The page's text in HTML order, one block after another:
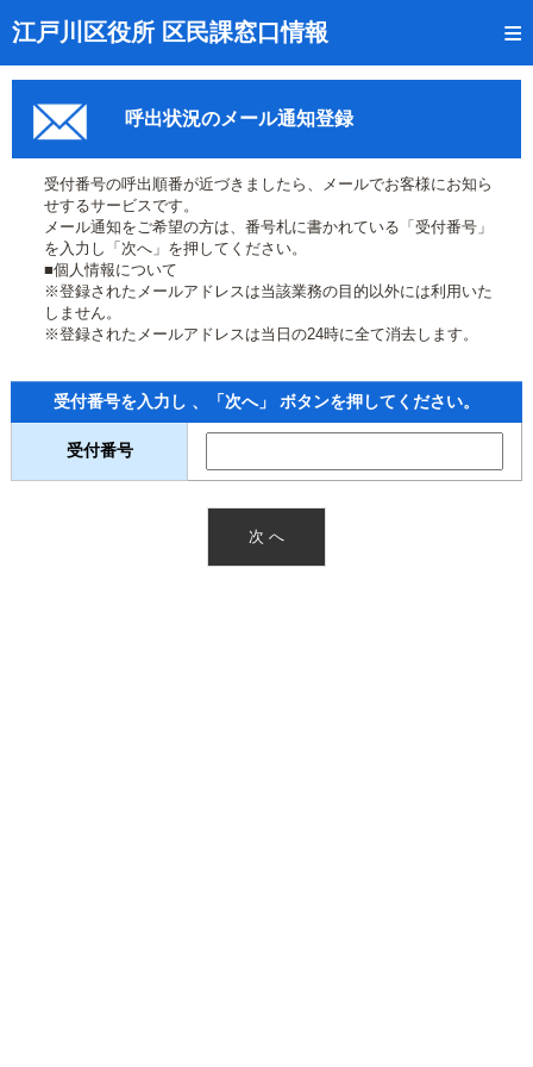
江戸川区役所 区民課窓口情報
トップページ
受付番号の呼出状況確認
証明書の交付状況確認
呼出状況のメール通知登録
来庁日時の事前予約
事前予約の確認・取消
本サイトのご利用案内
呼出状況のメール通知登録
受付番号の呼出順番が近づきましたら、メールでお客様にお知ら
せするサービスです。
メール通知をご希望の方は、番号札に書かれている「受付番号」
を入力し「次へ」を押してください。
■個人情報について
※登録されたメールアドレスは当該業務の目的以外には利用いた
しません。
※登録されたメールアドレスは当日の24時に全て消去します。
受付番号を入力し 、「次へ」 ボタンを押してください。
受付番号